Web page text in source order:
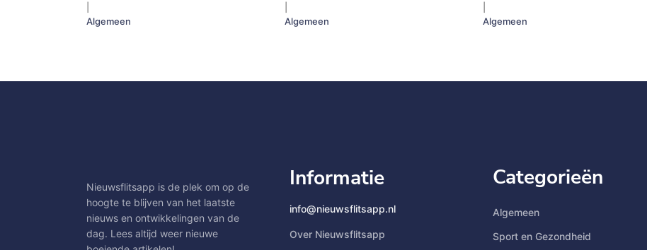
Algemeen
Algemeen
Algemeen
Nieuwsflitsapp is de plek om op de
hoogte te blijven van het laatste
nieuws en ontwikkelingen van de
dag. Lees altijd weer nieuwe
Informatie
info@nieuwsflitsapp.nl
Over Nieuwsflitsapp
Categorieën
Algemeen
Sport en Gezondheid